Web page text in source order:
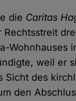
die Caritas
Wohnhauses
weil er
Sicht des
den